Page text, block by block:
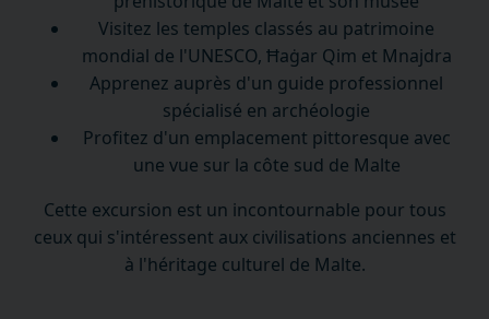
Visitez les temples classés au patrimoine
mondial de l'UNESCO, Ħaġar Qim et Mnajdra
Apprenez auprès d'un guide professionnel
spécialisé en archéologie
Profitez d'un emplacement pittoresque avec
une vue sur la côte sud de Malte
Cette excursion est un incontournable pour tous
ceux qui s'intéressent aux civilisations anciennes et
à l'héritage culturel de Malte.